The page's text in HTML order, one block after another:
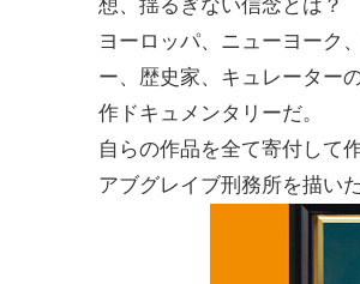
想、揺るぎない信念とは？
ヨーロッパ、ニューヨーク
ー、歴史家、キュレーター
作ドキュメンタリーだ。
自らの作品を全て寄付して
アブグレイブ刑務所を描い